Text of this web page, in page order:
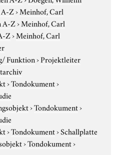
A-Z›Meinhof, Carl
A-Z›Meinhof, Carl
Z›Meinhof, Carl
Funktion›Projektleiter
›Tondokument›
›Tondokument›
›Tondokument›Schallplatte
›Tondokument›